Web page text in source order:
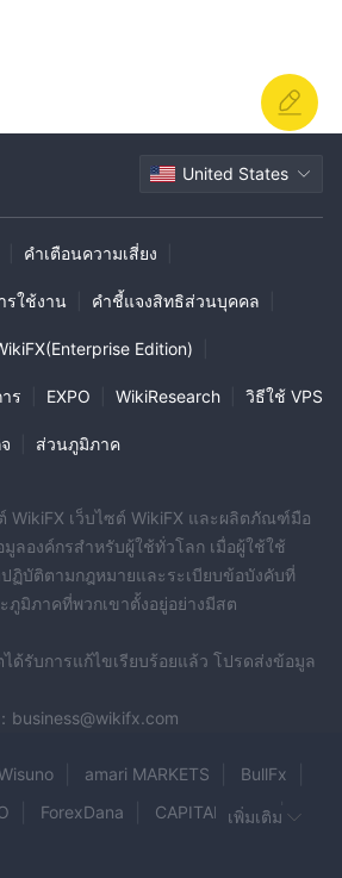
+34 (91) 0756974; +357
และการส่ง
ต์ก็มีให้เช่นกัน
รดเดอร์หรือนักลงทุนทุกคน โปรดตรวจสอบ
เสี่ยงที่เกี่ยวข้องและโปรดทราบว่าข้อมูลที่
ษัทอยู่ตลอดเวลา
าจมีการเปลี่ยนแปลงตั้งแต่นั้นมา ดังนั้นผู้
รับผิดชอบต่อการใช้ข้อมูลที่ให้ไว้ในบท
พียงผู้เดียว
United States
คำเตือนความเสี่ยง
รใช้งาน คำชี้แจงสิทธิส่วนบุคคล
Edition)
ร EXPO WikiResearch วิธีใช้ VPS
ส่วนภูมิภาค
WikiFX เว็บไซต์ WikiFX และผลิตภัณฑ์มือ
ลองค์กรสำหรับผู้ใช้ทั่วโลก เมื่อผู้ใช้ใช้
ฏิบัติตามกฎหมายและระเบียบข้อบังคับที่
ภูมิภาคที่พวกเขาตั้งอยู่อย่างมีสต
ด้รับการแก้ไขเรียบร้อยแล้ว โปรดส่งข้อมูล
amari MARKETS
BullFx
ForexDana
CAPITAL NINE
เพิ่มเติม